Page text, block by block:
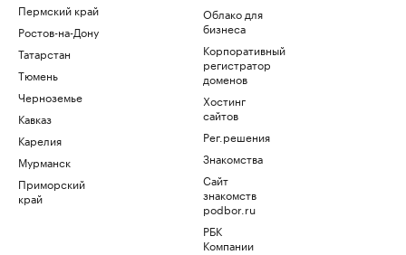
Пермский край
Ростов-на-Дону
Татарстан
Тюмень
Черноземье
Кавказ
Карелия
Мурманск
Приморский
край
Облако для
бизнеса
Корпоративный
регистратор
доменов
Хостинг
сайтов
Рег.решения
Знакомства
Сайт
знакомств
podbor.ru
РБК
Компании